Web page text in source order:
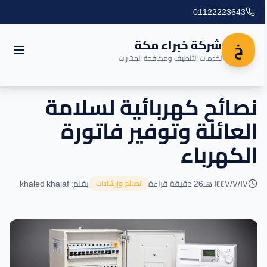
01122223643
خ شركة خبراء مكة
لخدمات التنظيف ومكافحة الحشرات
الرئيسية
العروض
المدونة
مناطق التغطية
اتصل بنا
خدماتنا
نصائح كهربائية لسلامة
العائلة وتوفير فاتورة
الكهرباء
١٧‏/٧‏/١٤٤٧ هـ 26 دقيقة قراءة نصائح وإرشادات بقلم: khaled khalaf